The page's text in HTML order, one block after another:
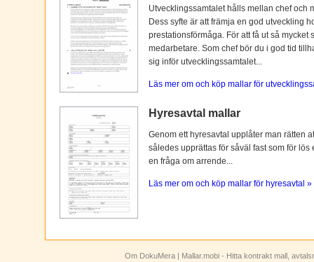
Utvecklingssamtalet hålls mellan chef och
Dess syfte är att främja en god utveckling
prestationsförmåga. För att få ut så
medarbetare. Som chef bör du i god tid
sig inför utvecklingssamtalet...
Läs mer om och köp mallar för
Hyresavtal mallar
Genom ett hyresavtal upplåter man rätten
således upprättas för såväl fast som för
en fråga om arrende...
Läs mer om och köp mallar för hyresavtal »
Om DokuMera | Mallar.mobi - Hitta kontrakt mall,